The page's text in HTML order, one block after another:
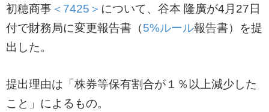
初穂商事 ＜7425＞ について、谷本 隆廣が4月27日
付で財務局に変更報告書（5%ルール報告書）を提
出した。
提出理由は「株券等保有割合が１％以上減少した
こと」によるもの。